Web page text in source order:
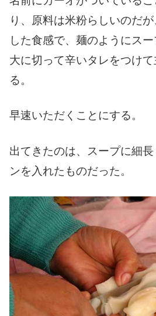
り、原料は米粉らしいのだ
した食感で、麺のようにス
大に切って辛いタレをつけ
る。
早速いただくことにする。
出てきたのは、スープに細
ンを入れたものだった。